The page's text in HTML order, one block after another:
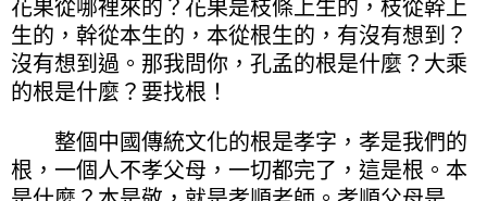
花果從哪裡來的？花果是枝條上生的，枝從幹上
生的，幹從本生的，本從根生的，有沒有想到？
沒有想到過。那我問你，孔孟的根是什麼？大乘
的根是什麼？要找根！
整個中國傳統文化的根是孝字，孝是我們的
根，一個人不孝父母，一切都完了，這是根。本